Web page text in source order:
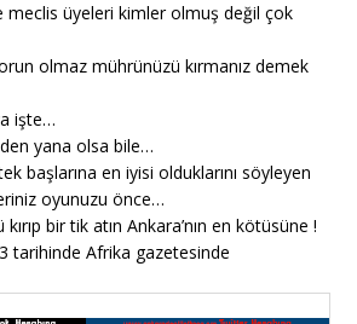
meclis üyeleri kimler olmuş değil çok
olmaz mührünüzü kırmanız demek
işte…
yana olsa bile…
başlarına en iyisi olduklarını söyleyen
oyunuzu önce…
bir tik atın Ankara’nın en kötüsüne !
tarihinde Afrika gazetesinde